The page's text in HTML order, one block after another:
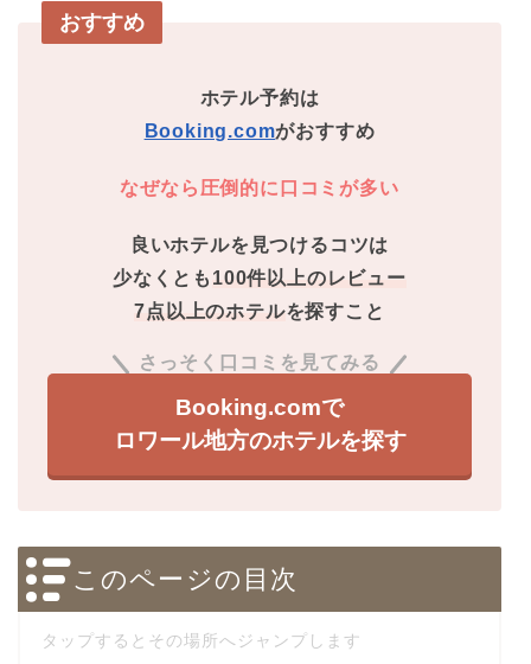
おすすめ
ホテル予約は
Booking.comがおすすめ
なぜなら圧倒的に口コミが多い
良いホテルを見つけるコツは
少なくとも 100件以上のレビュー
7点以上のホテルを探すこと
さっそく口コミを見てみる
Booking.comで
ロワール地方のホテルを探す
このページの目次